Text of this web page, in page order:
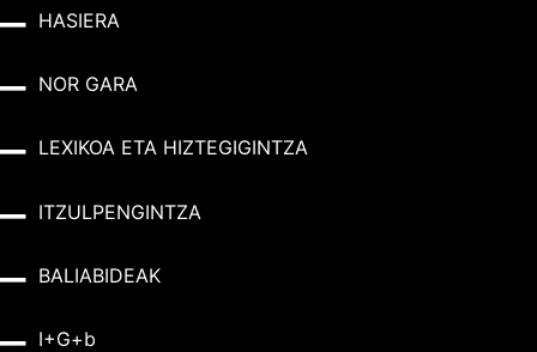
HASIERA
NOR GARA
LEXIKOA ETA HIZTEGIGINTZA
ITZULPENGINTZA
BALIABIDEAK
I+G+b